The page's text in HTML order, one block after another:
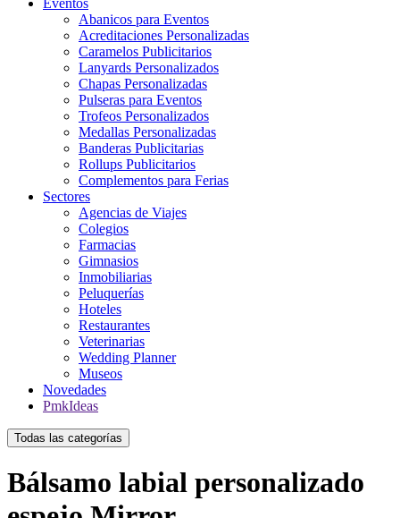
Abanicos para Eventos
Acreditaciones Personalizadas
Caramelos Publicitarios
Lanyards Personalizados
Chapas Personalizadas
Pulseras para Eventos
Trofeos Personalizados
Medallas Personalizadas
Banderas Publicitarias
Rollups Publicitarios
Complementos para Ferias
Sectores
Agencias de Viajes
Colegios
Farmacias
Gimnasios
Inmobiliarias
Peluquerías
Hoteles
Restaurantes
Veterinarias
Wedding Planner
Museos
Novedades
PmkIdeas
Todas las categorías
Bálsamo labial personalizado